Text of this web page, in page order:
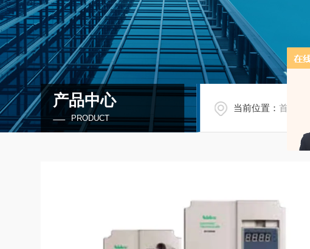
产品中心
PRODUCT
当前位置：首页